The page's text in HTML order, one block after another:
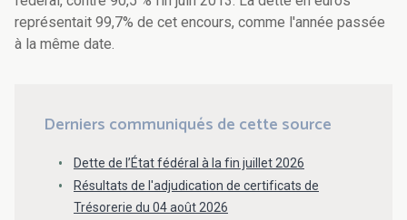
représentait 99,7% de cet encours, comme l'année passée
à la même date.
Derniers communiqués de cette source
Dette de l’État fédéral à la fin juillet 2026
Résultats de l'adjudication de certificats de
Trésorerie du 04 août 2026